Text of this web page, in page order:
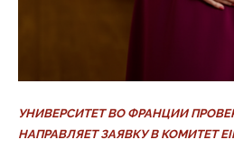
УНИВЕРСИТЕТ ВО ФРАНЦИИ
НАПРАВЛЯЕТ ЗАЯВКУ В КОМИТЕТ